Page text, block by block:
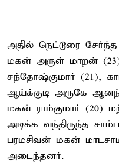
அதில் நெட்டூரை
மகன் அருள் மாறன்
சந்தோஷ்குமார் (21),
ஆய்க்குடி அருகே
மகன் ராம்குமார் (20)
அடிக்க வந்திருந்த
பரமசிவன் மகன்
அடைந்தனர்.